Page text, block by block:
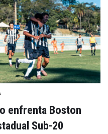
enfrenta Boston
Sub-20